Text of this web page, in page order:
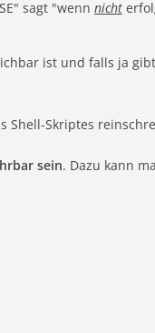
sagt "wenn nicht
ist und falls ja
Shell-Skriptes
sein. Dazu kann